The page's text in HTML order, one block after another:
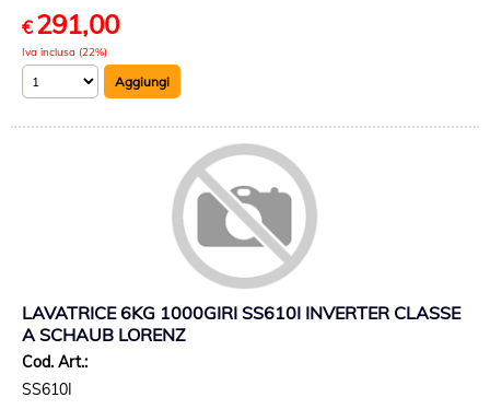
€ 291,00
Iva inclusa (22%)
LAVATRICE 6KG 1000GIRI SS610I INVERTER CLASSE
A SCHAUB LORENZ
Cod. Art.:
SS610I